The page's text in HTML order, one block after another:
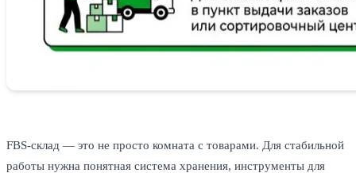
FBS-склад — это не просто комната с товарами. Для стабильной
работы нужна понятная система хранения, инструменты для